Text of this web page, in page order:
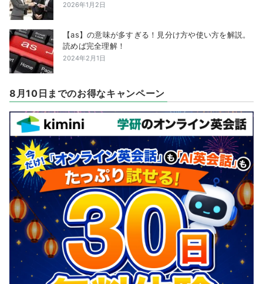
2026年1月2日
【as】の意味が多すぎる！見分け方や使い方を解説。
読めば完全理解！
2024年2月1日
8月10日までのお得なキャンペーン